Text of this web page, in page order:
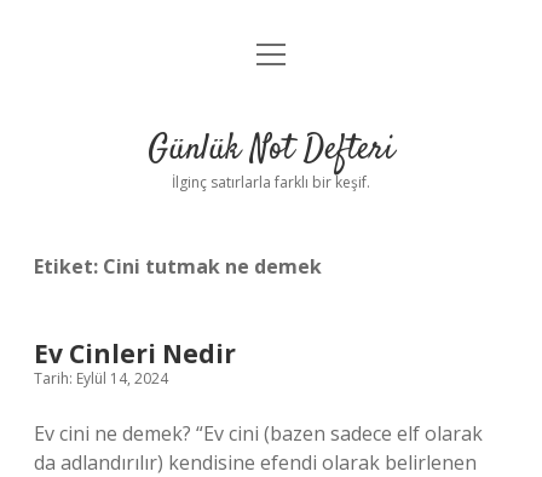
Anasayfa
Yasal Uyarı
menüyü
Günlük Not Defteri
İlginç satırlarla farklı bir keşif.
Etiket: Cini tutmak ne demek
Ev Cinleri Nedir
Tarih: Eylül 14, 2024
Ev cini ne demek? “Ev cini (bazen sadece elf olarak
da adlandırılır) kendisine efendi olarak belirlenen